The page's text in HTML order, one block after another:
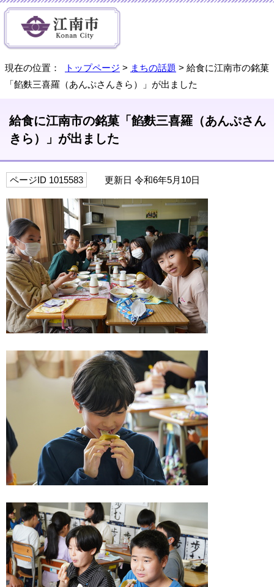
現在の位置： トップページ > まちの話題 > 給食に江南市の銘菓
「餡麩三喜羅（あんぷさんきら）」が出ました
給食に江南市の銘菓「餡麩三喜羅（あんぷさん
きら）」が出ました
ページID 1015583 更新日 令和6年5月10日